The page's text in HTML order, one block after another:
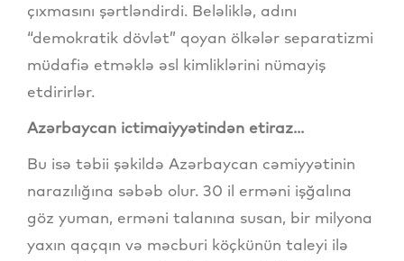
çıxmasını şərtləndirdi. Beləliklə, adını
“demokratik dövlət” qoyan ölkələr separatizmi
müdafiə etməklə əsl kimliklərini nümayiş
etdirirlər.
Azərbaycan ictimaiyyətindən etiraz...
Bu isə təbii şəkildə Azərbaycan cəmiyyətinin
narazılığına səbəb olur. 30 il erməni işğalına
göz yuman, erməni talanına susan, bir milyona
yaxın qaçqın və məcburi köçkünün taleyi ilə